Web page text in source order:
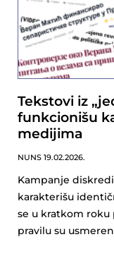
Tekstovi iz
funkcionišu
medijima
NUNS 19.02.2026.
Kampanje
karakterišu
se u kratkom roku
pravilu su